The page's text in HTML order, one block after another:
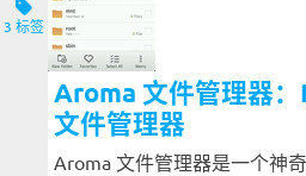
3 标签
Aroma 文件管理器
文件管理器
Aroma 文件管理器是一个神